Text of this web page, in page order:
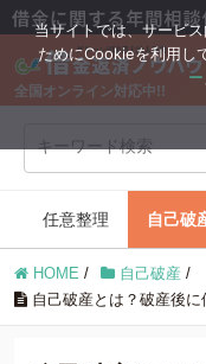
全国オンライン対応中!!
ブログコンテン
任意整理
時効の援用
借金返済の知
任意整理 自己破
HOME / 自己破産 /
自己破産とは？破産後
当サイトでは、サービ
ためにCookieを利用し
ー